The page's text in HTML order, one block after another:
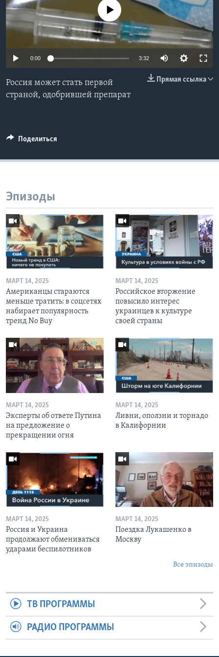
Learning English
СОЦИАЛЬНЫЕ СЕТИ
Языки
No media source currently available
0:00 3:32
Прямая ссылка
Россия может стать первой
страной, одобрившей препарат
Поделиться
Эпизоды
МАРТ 14, 2025
Американцы стараются
меньше тратить: в соцсетях
набирает популярность
тренд No Buy
МАРТ 14, 2025
Российское вторжение
повысило интерес
украинцев к культуре
своей страны
МАРТ 14, 2025
Эксперты об ответе Путина
на предложение о
прекращении огня
МАРТ 14, 2025
Ливни, оползни и торнадо
в Калифорнии
МАРТ 14, 2025
Россия и Украина
продолжают обмениваться
ударами беспилотников
МАРТ 14, 2025
Поездка Лукашенко в
Москву
Все эпизоды
ТВ ПРОГРАММЫ
РАДИО ПРОГРАММЫ